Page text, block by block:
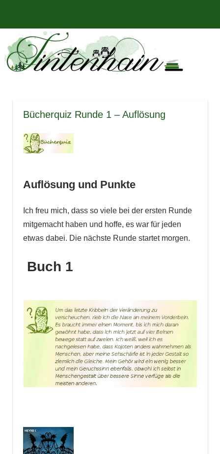
springen
Tintenhain
–
Der
Rezensionen
und
mehr
Bücherquiz Runde 1 – Auflösung
Auflösung und Punkte
Ich freu mich, dass so viele bei der ersten Runde
mitgemacht haben und hoffe, es war für jeden
etwas dabei. Die nächste Runde startet morgen.
Buch 1